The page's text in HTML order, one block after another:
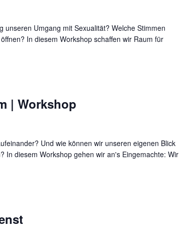
unseren Umgang mit Sexualität? Welche Stimmen
In diesem Workshop schaffen wir Raum für
| Workshop
Und wie können wir unseren eigenen Blick
In diesem Workshop gehen wir an's Eingemachte: Wir